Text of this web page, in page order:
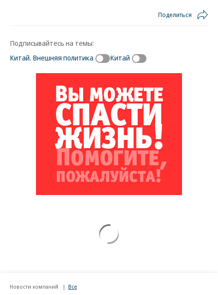
Поделиться
Подписывайтесь на темы:
Китай. Внешняя политика
Китай
Новости компаний Все